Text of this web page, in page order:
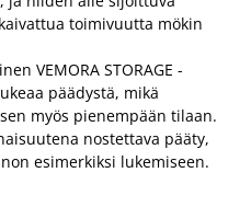
toimivuutta mökin
VEMORA STORAGE -
päädystä, mikä
myös pienempään tilaan.
nostettava pääty,
esimerkiksi lukemiseen.